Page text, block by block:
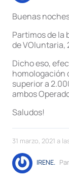
Buenas
Partimos de la
de VOluntaria,
Dicho eso,
homologación
superior a
ambos
Saludos!
31 marzo, 2021 a
IRENE.